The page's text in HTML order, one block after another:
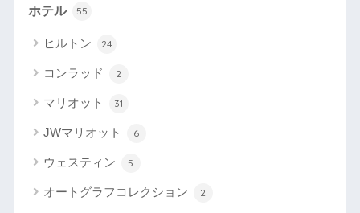
ホテル 55
ヒルトン 24
コンラッド 2
マリオット 31
JWマリオット 6
ウェスティン 5
オートグラフコレクション 2